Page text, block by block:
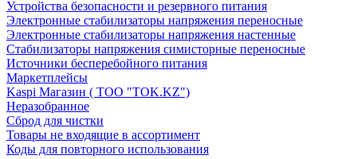
Устройства безопасности и резервного питания
Электронные стабилизаторы напряжения переносные
Электронные стабилизаторы напряжения настенные
Стабилизаторы напряжения симисторные переносные
Источники бесперебойного питания
Маркетплейсы
Kaspi Магазин ( ТОО "TOK.KZ")
Неразобранное
Сброд для чистки
Товары не входящие в ассортимент
Коды для повторного использования